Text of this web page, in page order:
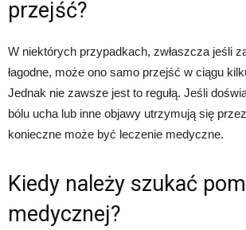
przejść?
W niektórych przypadkach, zwłaszcza jeśli
łagodne, może ono samo przejść w ciągu
Jednak nie zawsze jest to regułą. Jeśli
bólu ucha lub inne objawy utrzymują się
konieczne może być leczenie medyczne.
Kiedy należy szukać
medycznej?